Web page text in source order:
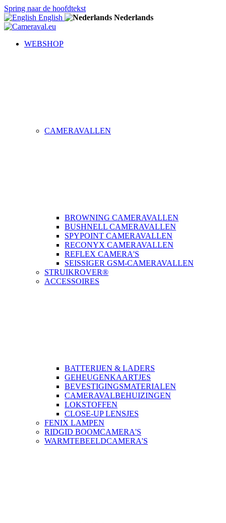
Spring naar de hoofdtekst
English
Nederlands
WEBSHOP
CAMERAVALLEN
BROWNING CAMERAVALLEN
BUSHNELL CAMERAVALLEN
SPYPOINT CAMERAVALLEN
RECONYX CAMERAVALLEN
REFLEX CAMERA'S
SEISSIGER GSM-CAMERAVALLEN
STRUIKROVER®
ACCESSOIRES
BATTERIJEN & LADERS
GEHEUGENKAARTJES
BEVESTIGINGSMATERIALEN
CAMERAVALBEHUIZINGEN
LOKSTOFFEN
CLOSE-UP LENSJES
FENIX LAMPEN
RIDGID BOOMCAMERA'S
WARMTEBEELDCAMERA'S